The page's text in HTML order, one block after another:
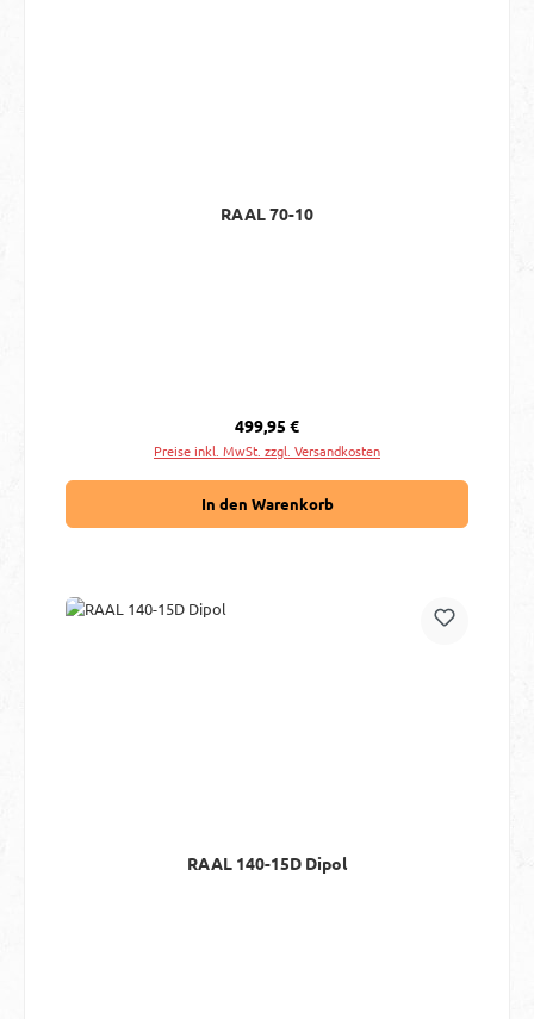
RAAL 70-10
Regulärer Preis:
499,95 €
Preise inkl. MwSt. zzgl. Versandkosten
In den Warenkorb
RAAL 140-15D Dipol